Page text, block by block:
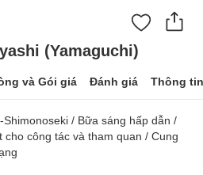
(Yamaguchi)
và Gói giá Đánh giá Thông
/ Bữa sáng hấp dẫn /
công tác và tham quan / Cung